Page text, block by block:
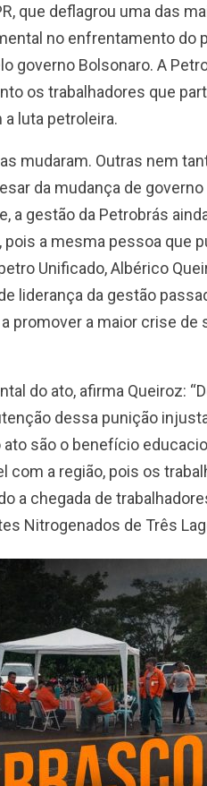
que deflagrou uma das
no enfrentamento do
governo Bolsonaro. A
os trabalhadores que
luta petroleira.
mudaram. Outras nem
da mudança de
a gestão da Petrobrás
a mesma pessoa que
Unificado, Albérico
liderança da gestão
promover a maior crise de
do ato, afirma Queiroz:
dessa punição
são o benefício
com a região, pois os
a chegada de
Nitrogenados de Três